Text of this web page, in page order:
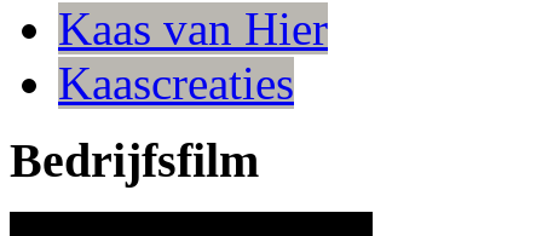
Kaas van Hier
Kaascreaties
Bedrijfsfilm